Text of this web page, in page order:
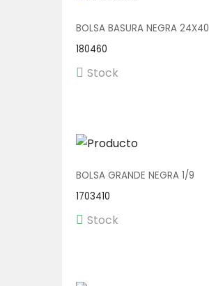
BOLSA BASURA NEGRA 24X40
180460
Stock
BOLSA GRANDE NEGRA 1/9
1703410
Stock